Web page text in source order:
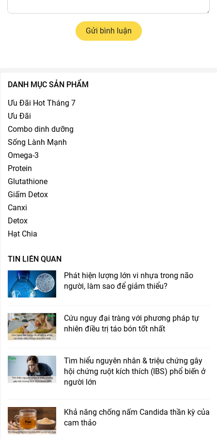
Gửi bình luận
DANH MỤC SẢN PHẨM
Ưu Đãi Hot Tháng 7
Ưu Đãi
Combo dinh dưỡng
Sống Lành Mạnh
Omega-3
Protein
Glutathione
Giấm Detox
Canxi
Detox
Hạt Chia
TIN LIÊN QUAN
Phát hiện lượng lớn vi nhựa trong não
người, làm sao để giảm thiểu?
Cứu nguy đại tràng với phương pháp tự
nhiên điều trị táo bón tốt nhất
Tìm hiểu nguyên nhân & triệu chứng gây
hội chứng ruột kích thích (IBS) phổ biến ở
người lớn
Khả năng chống nấm Candida thần kỳ của
cam thảo